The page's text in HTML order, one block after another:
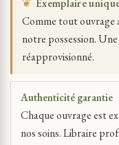
Exemplaire
Comme tout ouvrage
notre possession.
réapprovisionné.
Authenticité garantie
Chaque ouvrage est
nos soins. Libraire